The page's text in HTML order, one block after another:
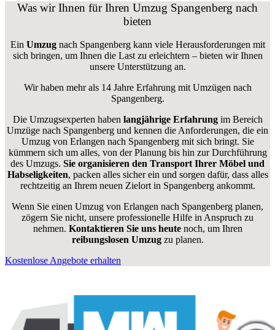
Was wir Ihnen für Ihren Umzug Spangenberg nach
bieten
Ein Umzugnach Spangenberg kann viele Herausforderungen mit
sich bringen, um Ihnen die Last zu erleichtern – bieten wir Ihnen
unsere Unterstützung an.
Wir haben mehr als 14 Jahre Erfahrung mit Umzügen nach
Spangenberg.
Die Umzugsexperten haben langjährige Erfahrungim Bereich
Umzüge nach Spangenberg und kennen die Anforderungen, die ein
Umzug von Erlangen nach Spangenberg mit sich bringt. Sie
kümmern sich um alles, von der Planung bis hin zur Durchführung
des Umzugs. Sie organisieren den Transport Ihrer Möbel und
Habseligkeiten, packen alles sicher ein und sorgen dafür, dass alles
rechtzeitig an Ihrem neuen Zielort in Spangenberg ankommt.
Wenn Sie einen Umzug von Erlangen nach Spangenberg planen,
zögern Sie nicht, unsere professionelle Hilfe in Anspruch zu
nehmen. Kontaktieren Sie uns heutenoch, um Ihren
reibungslosen Umzugzu planen.
Kostenlose Angebote erhalten